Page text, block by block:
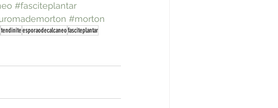
#fasciteplantar
#morton
tendiniteesporaodecalcaneofasciteplantar